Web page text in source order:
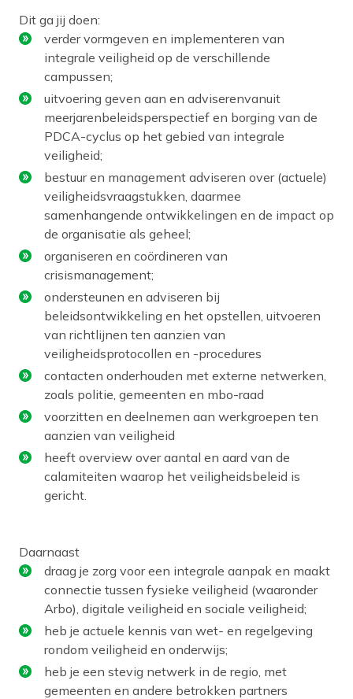
Dit ga jij doen:
verder vormgeven en implementeren van
integrale veiligheid op de verschillende
campussen;
uitvoering geven aan en adviserenvanuit
meerjarenbeleidsperspectief en borging van de
PDCA-cyclus op het gebied van integrale
veiligheid;
bestuur en management adviseren over (actuele)
veiligheidsvraagstukken, daarmee
samenhangende ontwikkelingen en de impact op
de organisatie als geheel;
organiseren en coördineren van
crisismanagement;
ondersteunen en adviseren bij
beleidsontwikkeling en het opstellen, uitvoeren
van richtlijnen ten aanzien van
veiligheidsprotocollen en -procedures
contacten onderhouden met externe netwerken,
zoals politie, gemeenten en mbo-raad
voorzitten en deelnemen aan werkgroepen ten
aanzien van veiligheid
heeft overview over aantal en aard van de
calamiteiten waarop het veiligheidsbeleid is
gericht.
Daarnaast
draag je zorg voor een integrale aanpak en maakt
connectie tussen fysieke veiligheid (waaronder
Arbo), digitale veiligheid en sociale veiligheid;
heb je actuele kennis van wet- en regelgeving
rondom veiligheid en onderwijs;
heb je een stevig netwerk in de regio, met
gemeenten en andere betrokken partners